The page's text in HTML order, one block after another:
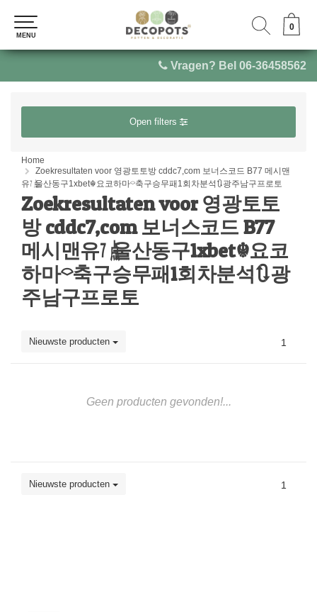
Vragen? Bel 06-36458562
0
MENU
0
MENU
Open filters
Home
Zoekresultaten voor 영광토토방 cddc7,com 보너스코드 B77 메시맨
유㍟울산동구1xbet☬요코하마⌔축구승무패1회차분석🔃광주남구프로토
Zoekresultaten voor 영광토토
방 cddc7,com 보너스코드 B77
메시맨유㍟울산동구1xbet☬요코
하마⌔축구승무패1회차분석🔃광
주남구프로토
Nieuwste producten 1
Geen producten gevonden!...
Nieuwste producten 1